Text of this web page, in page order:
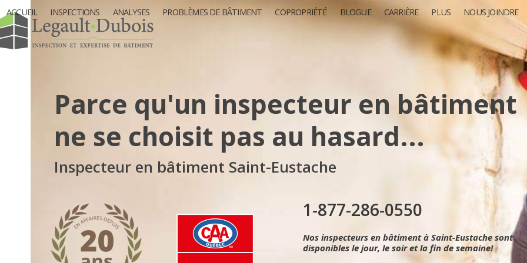
Skip
to
content
ACCUEIL INSPECTIONS ANALYSES PROBLÈMES DE BÂTIMENT COPROPRIÉTÉ BLOGUE CARRIÈRE PLUS NOUS JOINDRE
Parce qu'un inspecteur en bâtiment
ne se choisit pas au hasard...
Inspecteur en bâtiment Saint-Eustache
1-877-286-0550
Nos inspecteurs en bâtiment à Saint-Eustache sont
disponibles le jour, le soir et la fin de semaine!